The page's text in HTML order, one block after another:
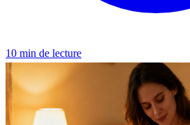
10 min de lecture